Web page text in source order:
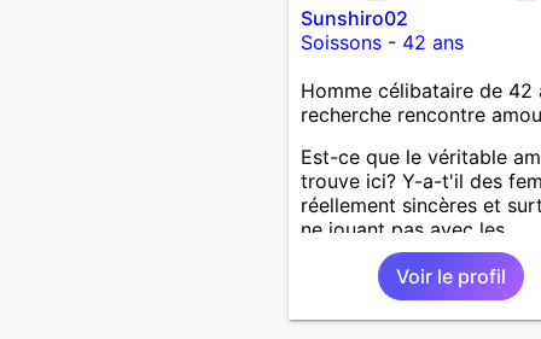
Sunshiro02
Soissons- 42 ans
Homme célibataire de 42
recherche rencontre
Est-ce que le véritable
trouve ici? Y-a-t'il des
réellement sincères et
ne jouant pas avec les
sentiments des hommes?
un homme protecteur et
bienveillant, je veux
d'y croire et pouvoir enfin
Voir le profil